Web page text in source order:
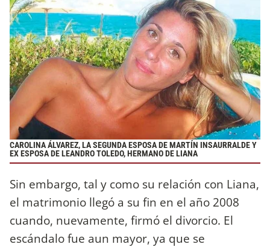
CAROLINA ÁLVAREZ, LA SEGUNDA ESPOSA DE MARTÍN INSAURRALDE Y
EX ESPOSA DE LEANDRO TOLEDO, HERMANO DE LIANA
Sin embargo, tal y como su relación con Liana,
el matrimonio llegó a su fin en el año 2008
cuando, nuevamente, firmó el divorcio. El
escándalo fue aun mayor, ya que se